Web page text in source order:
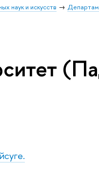
наук и искусств